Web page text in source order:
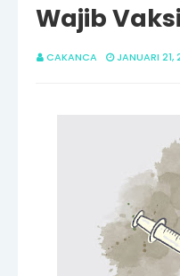
Wajib
CAKANCA JANUARI 21,